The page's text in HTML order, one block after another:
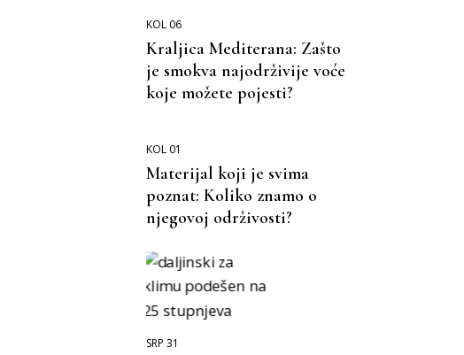
KOL 06
Kraljica Mediterana: Zašto
je smokva najodrživije voće
koje možete pojesti?
KOL 01
Materijal koji je svima
poznat: Koliko znamo o
njegovoj održivosti?
SRP 31